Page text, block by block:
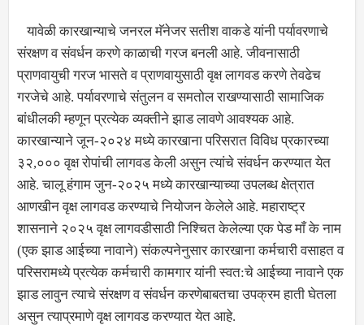
यावेळी कारखान्याचे जनरल मॅनेजर सतीश वाकडे यांनी पर्यावरणाचे
संरक्षण व संवर्धन करणे काळाची गरज बनली आहे. जीवनासाठी
प्राणवायुची गरज भासते व प्राणवायुसाठी वृक्ष लागवड करणे तेवढेच
गरजेचे आहे. पर्यावरणाचे संतुलन व समतोल राखण्यासाठी सामाजिक
बांधीलकी म्हणून प्रत्येक व्यक्तीने झाड लावणे आवश्यक आहे.
कारखान्याने जून-२०२४ मध्ये कारखाना परिसरात विविध प्रकारच्या
३२,००० वृक्ष रोपांची लागवड केली असुन त्यांचे संवर्धन करण्यात येत
आहे. चालू हंगाम जुन-२०२५ मध्ये कारखान्याच्या उपलब्ध क्षेत्रात
आणखीन वृक्ष लागवड करण्याचे नियोजन केलेले आहे. महाराष्ट्र
शासनाने २०२५ वृक्ष लागवडीसाठी निश्चित केलेल्या एक पेड माँ के नाम
(एक झाड आईच्या नावाने) संकल्पनेनुसार कारखाना कर्मचारी वसाहत व
परिसरामध्ये प्रत्येक कर्मचारी कामगार यांनी स्वत:चे आईच्या नावाने एक
झाड लावुन त्याचे संरक्षण व संवर्धन करणेबाबतचा उपक्रम हाती घेतला
असुन त्याप्रमाणे वृक्ष लागवड करण्यात येत आहे.